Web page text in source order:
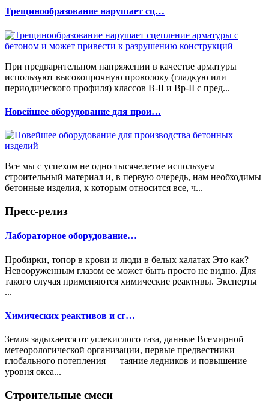
Трещинообразование нарушает сц…
При предварительном напряжении в качестве арматуры
используют высокопрочную проволоку (гладкую или
периодического профиля) классов В-II и Вр-II с пред...
Новейшее оборудование для прои…
Все мы с успехом не одно тысячелетие используем
строительный материал и, в первую очередь, нам необходимы
бетонные изделия, к которым относится все, ч...
Пресс-релиз
Лабораторное оборудование…
Пробирки, топор в крови и люди в белых халатах Это как? —
Невооруженным глазом ее может быть просто не видно. Для
такого случая применяются химические реактивы. Эксперты
...
Химических реактивов и сг…
Земля задыхается от углекислого газа, данные Всемирной
метеорологической организации, первые предвестники
глобального потепления — таяние ледников и повышение
уровня океа...
Строительные смеси